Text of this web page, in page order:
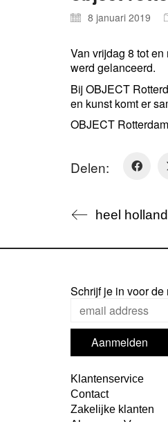
8 januari 2019
Van vrijdag 8 tot
werd gelanceerd.
Bij OBJECT
en kunst komt er
OBJECT
Delen:
heel
Schrijf je in voor de
Klantenservice
Contact
Zakelijke klanten